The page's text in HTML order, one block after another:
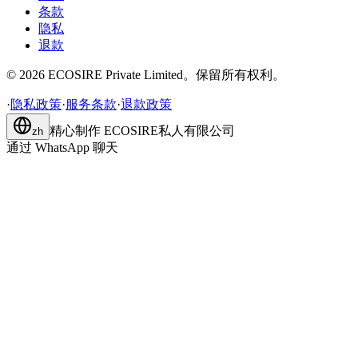
条款
隐私
退款
© 2026 ECOSIRE Private Limited。保留所有权利。
·隐私政策·服务条款·退款政策
zh 精心制作 ECOSIRE私人有限公司
通过 WhatsApp 聊天